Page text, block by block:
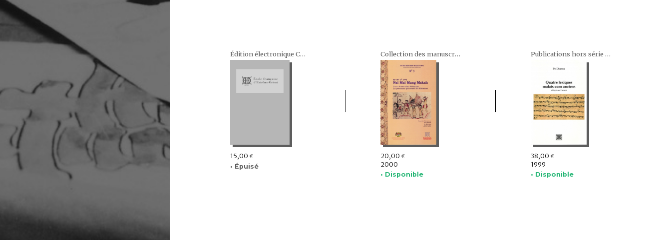
Édition électronique CD ROM
15,00 €
• Épuisé
Collection des manuscrits cam : Koleksi Manuskrip Melayu Campa
20,00 €
2000
• Disponible
Publications hors série de l'École française d'Extrême-Orient
38,00 €
1999
• Disponible